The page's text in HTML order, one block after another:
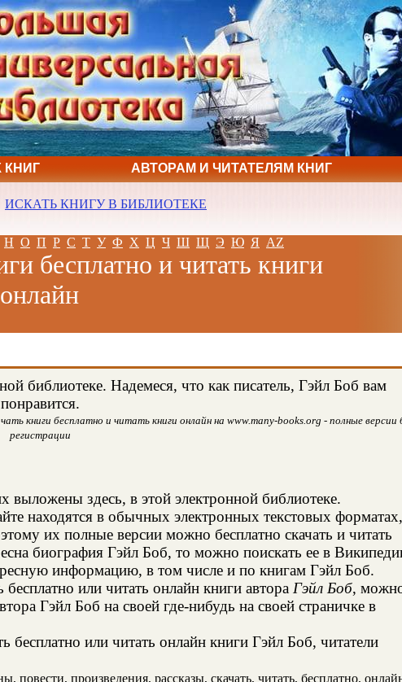
КНИГ АВТОРАМ И ЧИТАТЕЛЯМ КНИГ
ИСКАТЬ КНИГУ В БИБЛИОТЕКЕ
Н О П Р С Т У Ф Х Ц Ч Ш Щ Э Ю Я AZ
бесплатно и читать книги
онлайн
библиотеке. Надемеся, что как писатель, Гэйл Боб вам
понравится.
книги бесплатно и читать книги онлайн на www.many-books.org - полные версии
регистрации
выложены здесь, в этой электронной библиотеке.
находятся в обычных электронных текстовых форматах,
их полные версии можно бесплатно скачать и читать
биография Гэйл Боб, то можно поискать ее в
информацию, в том числе и по книгам Гэйл Боб.
или читать онлайн книги автора Гэйл Боб,
Гэйл Боб на своей где-нибудь на своей страничке в
бесплатно или читать онлайн книги Гэйл Боб, читатели
произведения, рассказы, скачать, читать, бесплатно,